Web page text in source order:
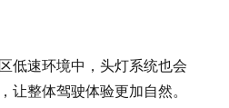
低速环境中，头灯系统也会
让整体驾驶体验更加自然。